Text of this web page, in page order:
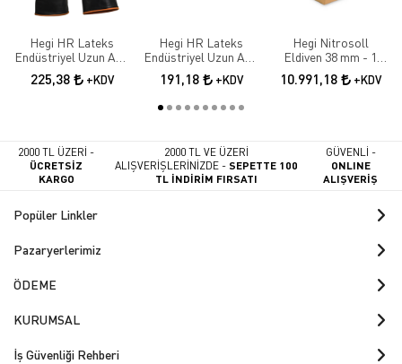
Hegi HR Lateks
Endüstriyel Uzun Asit
Eldiveni 55 cm
225,38 +KDV
Hegi HR Lateks
Endüstriyel Uzun Asit
Eldiveni 45 cm
191,18 +KDV
Hegi Nitrosoll
Eldiven 38 mm - 1
KOLİ 144 ÇİFT
10.991,18 +KDV
2000 TL ÜZERİ -
ÜCRETSİZ
KARGO
2000 TL VE ÜZERİ
ALIŞVERİŞLERİNİZDE -SEPETTE 100
TL İNDİRİM FIRSATI
GÜVENLİ -
ONLINE
ALIŞVERİŞ
Popüler Linkler
Pazaryerlerimiz
ÖDEME
KURUMSAL
İş Güvenliği Rehberi